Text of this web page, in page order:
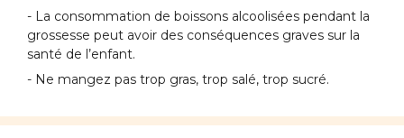
- La consommation de boissons alcoolisées pendant la
grossesse peut avoir des conséquences graves sur la
santé de l’enfant.
- Ne mangez pas trop gras, trop salé, trop sucré.